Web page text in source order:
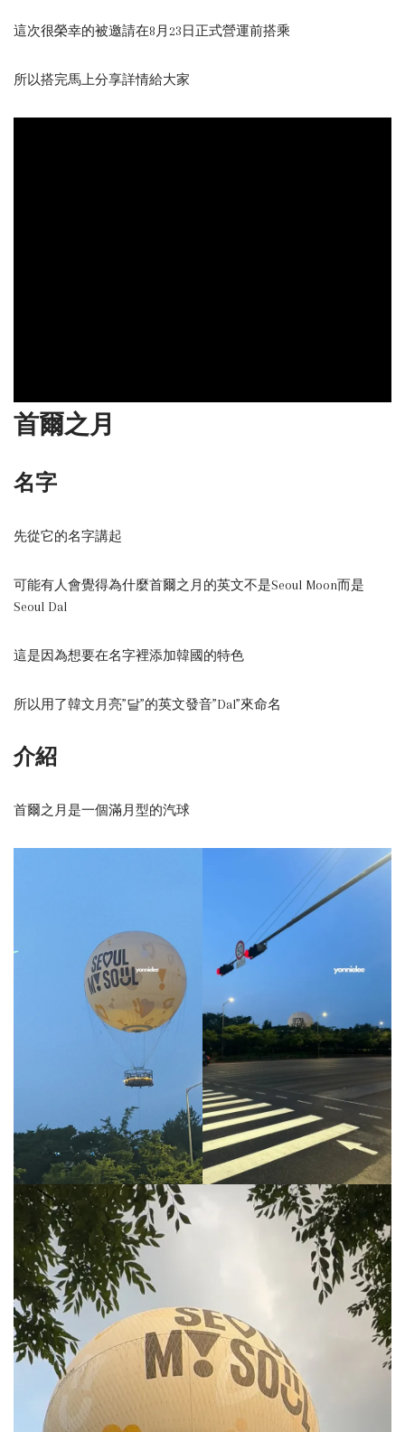
這次很榮幸的被邀請在8月23日正式營運前搭乘
所以搭完馬上分享詳情給大家
首爾之月
名字
先從它的名字講起
可能有人會覺得為什麼首爾之月的英文不是Seoul Moon而是
Seoul Dal
這是因為想要在名字裡添加韓國的特色
所以用了韓文月亮”달”的英文發音”Dal”來命名
介紹
首爾之月是一個滿月型的汽球